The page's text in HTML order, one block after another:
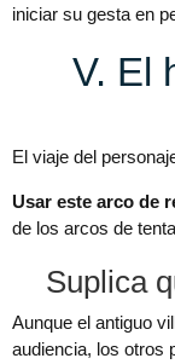
iniciar su gesta en
V. El
El viaje del
Usar este arco de
de los arcos de
Suplica
Aunque el antiguo
audiencia, los otros